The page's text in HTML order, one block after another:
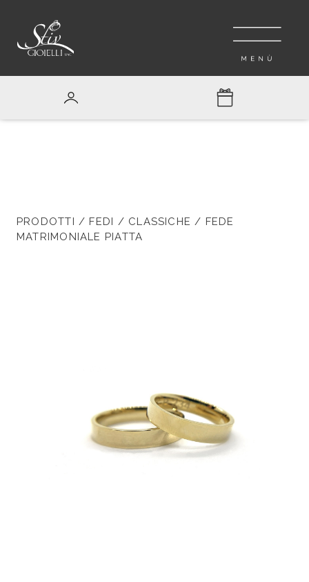
PRODOTTI / FEDI / CLASSICHE / FEDE
MATRIMONIALE PIATTA